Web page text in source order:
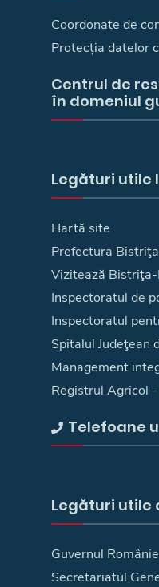
Coordonate de
Protecția datelor
Centrul de
în domeniul
Legături utile
Hartă site
Prefectura
Vizitează
Inspectoratul de
Inspectoratul
Spitalul Judeţean
Management
Registrul Agricol
Telefoane
Legături utile
Guvernul
Secretariatul